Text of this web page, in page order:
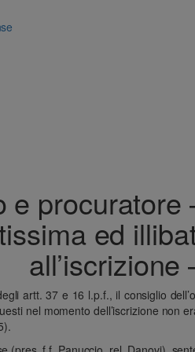
e procuratore
ed
artt. 37 e 16 l.p.f., il consiglio
nel momento dell’iscrizione non